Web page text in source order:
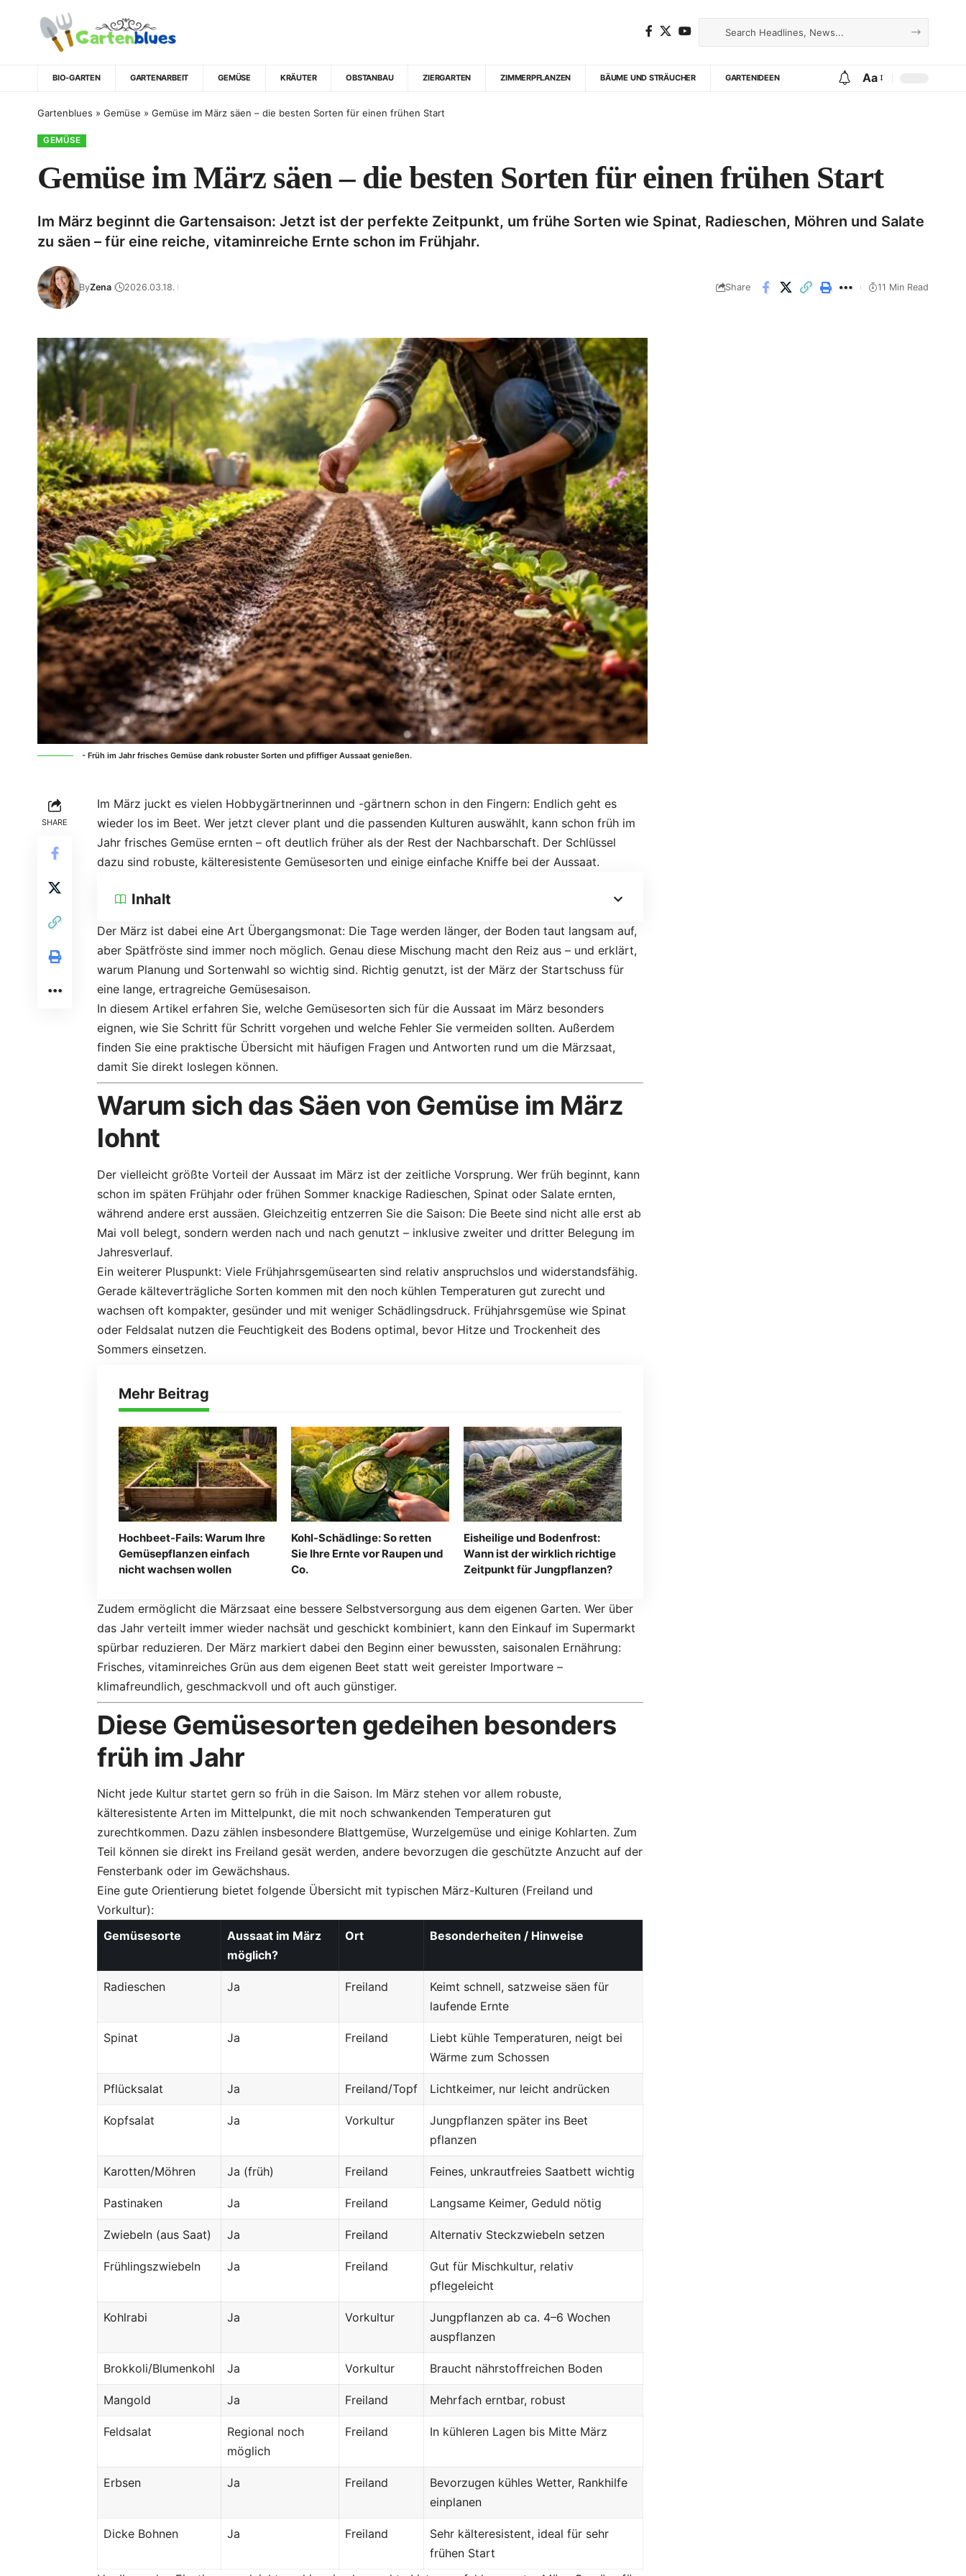
BIO-GARTEN GARTENARBEIT GEMÜSE KRÄUTER OBSTANBAU ZIERGARTEN ZIMMERPFLANZEN BÄUME UND STRÄUCHER GARTENIDEEN Aa
Gartenblues » Gemüse » Gemüse im März säen – die besten Sorten für einen frühen Start
GEMÜSE
Gemüse im März säen – die besten Sorten für einen frühen Start
Im März beginnt die Gartensaison: Jetzt ist der perfekte Zeitpunkt, um frühe Sorten wie Spinat, Radieschen, Möhren und Salate
zu säen – für eine reiche, vitaminreiche Ernte schon im Frühjahr.
ByZena 2026.03.18. Share 11 Min Read
- Früh im Jahr frisches Gemüse dank robuster Sorten und pfiffiger Aussaat genießen.
SHARE
Im März juckt es vielen Hobbygärtnerinnen und -gärtnern schon in den Fingern: Endlich geht es
wieder los im Beet. Wer jetzt clever plant und die passenden Kulturen auswählt, kann schon früh im
Jahr frisches Gemüse ernten – oft deutlich früher als der Rest der Nachbarschaft. Der Schlüssel
dazu sind robuste, kälteresistente Gemüsesorten und einige einfache Kniffe bei der Aussaat.
Inhalt
Der März ist dabei eine Art Übergangsmonat: Die Tage werden länger, der Boden taut langsam auf,
aber Spätfröste sind immer noch möglich. Genau diese Mischung macht den Reiz aus – und erklärt,
warum Planung und Sortenwahl so wichtig sind. Richtig genutzt, ist der März der Startschuss für
eine lange, ertragreiche Gemüsesaison.
In diesem Artikel erfahren Sie, welche Gemüsesorten sich für die Aussaat im März besonders
eignen, wie Sie Schritt für Schritt vorgehen und welche Fehler Sie vermeiden sollten. Außerdem
finden Sie eine praktische Übersicht mit häufigen Fragen und Antworten rund um die Märzsaat,
damit Sie direkt loslegen können.
Warum sich das Säen von Gemüse im März
lohnt
Der vielleicht größte Vorteil der Aussaat im März ist der zeitliche Vorsprung. Wer früh beginnt, kann
schon im späten Frühjahr oder frühen Sommer knackige Radieschen, Spinat oder Salate ernten,
während andere erst aussäen. Gleichzeitig entzerren Sie die Saison: Die Beete sind nicht alle erst ab
Mai voll belegt, sondern werden nach und nach genutzt – inklusive zweiter und dritter Belegung im
Jahresverlauf.
Ein weiterer Pluspunkt: Viele Frühjahrsgemüsearten sind relativ anspruchslos und widerstandsfähig.
Gerade kälteverträgliche Sorten kommen mit den noch kühlen Temperaturen gut zurecht und
wachsen oft kompakter, gesünder und mit weniger Schädlingsdruck. Frühjahrs­gemüse wie Spinat
oder Feldsalat nutzen die Feuchtigkeit des Bodens optimal, bevor Hitze und Trockenheit des
Sommers einsetzen.
Mehr Beitrag
Hochbeet-Fails: Warum Ihre
Gemüsepflanzen einfach
nicht wachsen wollen
Kohl-Schädlinge: So retten
Sie Ihre Ernte vor Raupen und
Co.
Eisheilige und Bodenfrost:
Wann ist der wirklich richtige
Zeitpunkt für Jungpflanzen?
Zudem ermöglicht die Märzsaat eine bessere Selbstversorgung aus dem eigenen Garten. Wer über
das Jahr verteilt immer wieder nachsät und geschickt kombiniert, kann den Einkauf im Supermarkt
spürbar reduzieren. Der März markiert dabei den Beginn einer bewussten, saisonalen Ernährung:
Frisches, vitaminreiches Grün aus dem eigenen Beet statt weit gereister Importware –
klimafreundlich, geschmackvoll und oft auch günstiger.
Diese Gemüsesorten gedeihen besonders
früh im Jahr
Nicht jede Kultur startet gern so früh in die Saison. Im März stehen vor allem robuste,
kälteresistente Arten im Mittelpunkt, die mit noch schwankenden Temperaturen gut
zurechtkommen. Dazu zählen insbesondere Blattgemüse, Wurzelgemüse und einige Kohlarten. Zum
Teil können sie direkt ins Freiland gesät werden, andere bevorzugen die geschützte Anzucht auf der
Fensterbank oder im Gewächshaus.
Eine gute Orientierung bietet folgende Übersicht mit typischen März-Kulturen (Freiland und
Vorkultur):
Gemüsesorte
Aussaat im März
möglich?
Ort Besonderheiten / Hinweise
Radieschen Ja Freiland
Keimt schnell, satzweise säen für
laufende Ernte
Spinat Ja Freiland
Liebt kühle Temperaturen, neigt bei
Wärme zum Schossen
Pflücksalat Ja Freiland/Topf Lichtkeimer, nur leicht andrücken
Kopfsalat Ja Vorkultur
Jungpflanzen später ins Beet
pflanzen
Karotten/Möhren Ja (früh) Freiland Feines, unkrautfreies Saatbett wichtig
Pastinaken Ja Freiland Langsame Keimer, Geduld nötig
Zwiebeln (aus Saat) Ja Freiland Alternativ Steckzwiebeln setzen
Frühlingszwiebeln Ja Freiland
Gut für Mischkultur, relativ
pflegeleicht
Kohlrabi Ja Vorkultur
Jungpflanzen ab ca. 4–6 Wochen
auspflanzen
Brokkoli/Blumenkohl Ja Vorkultur Braucht nährstoffreichen Boden
Mangold Ja Freiland Mehrfach erntbar, robust
Feldsalat
Regional noch
möglich
Freiland In kühleren Lagen bis Mitte März
Erbsen Ja Freiland
Bevorzugen kühles Wetter, Rankhilfe
einplanen
Dicke Bohnen Ja Freiland
Sehr kälteresistent, ideal für sehr
frühen Start